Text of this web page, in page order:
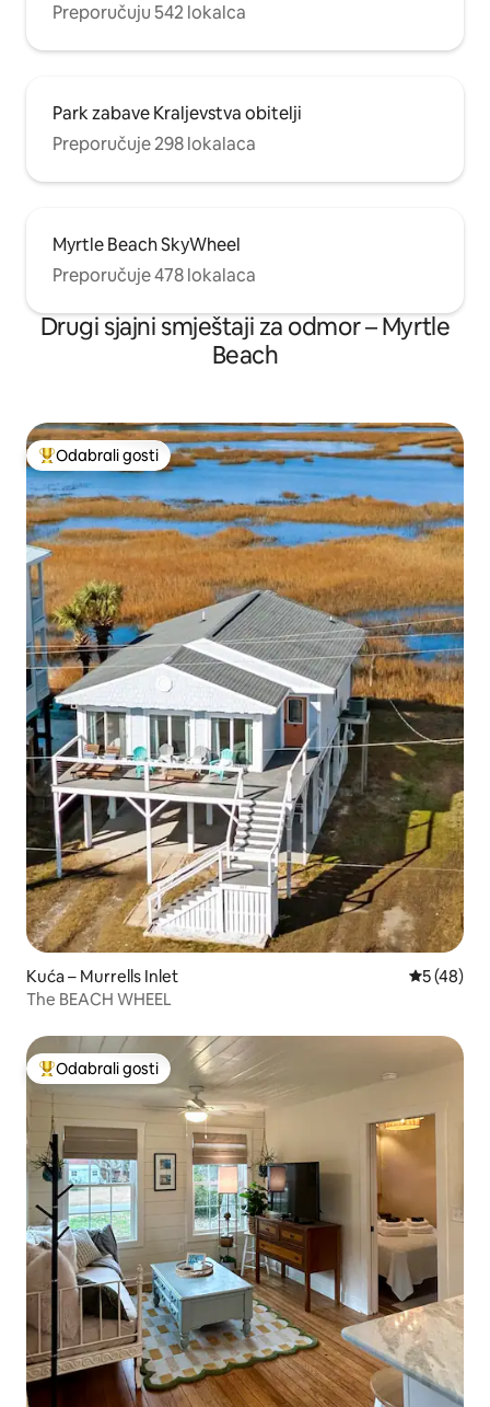
Preporučuju 542 lokalca
Park zabave Kraljevstva obitelji
Preporučuje 298 lokalaca
Myrtle Beach SkyWheel
Preporučuje 478 lokalaca
Drugi sjajni smještaji za odmor – Myrtle
Beach
Među najviše rangiranima s oznakom „Odabrali gosti”
Odabrali gosti
Kuća – Murrells Inlet Prosječna
5 (48)
The BEACH WHEEL
Među najviše rangiranima s oznakom „Odabrali gosti”
Odabrali gosti